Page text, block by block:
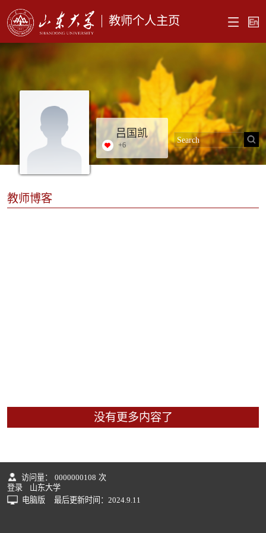
教师个人主页
吕国凯
+6
教师博客
没有更多内容了
访问量： 0000000108 次
登录
山东大学
电脑版
最后更新时间： 2024. 9 11